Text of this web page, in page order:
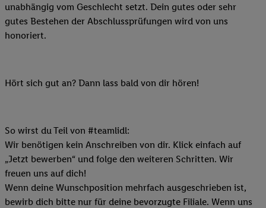
unabhängig vom Geschlecht setzt. Dein gutes oder sehr
gutes Bestehen der Abschlussprüfungen wird von uns
honoriert.
Hört sich gut an? Dann lass bald von dir hören!
So wirst du Teil von #teamlidl:
Wir benötigen kein Anschreiben von dir. Klick einfach auf
„Jetzt bewerben“ und folge den weiteren Schritten. Wir
freuen uns auf dich!
Wenn deine Wunschposition mehrfach ausgeschrieben ist,
bewirb dich bitte nur für deine bevorzugte Filiale. Wenn uns